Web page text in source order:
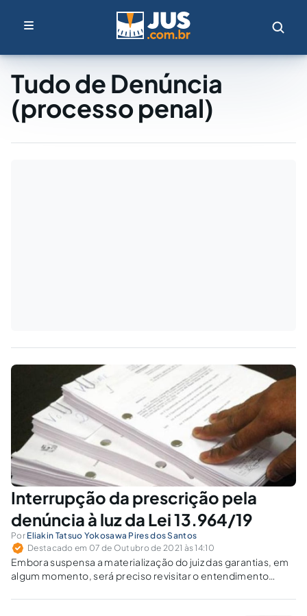
Tudo de Denúncia
(processo penal)
Interrupção da prescrição pela
denúncia à luz da Lei 13.964/19
Por Eliakin Tatsuo Yokosawa Pires dos Santos
Destacado em 07 de Outubro de 2021 às 14:10
Embora suspensa a materialização do juiz das garantias, em
algum momento, será preciso revisitar o entendimento
pretensão punitiva.